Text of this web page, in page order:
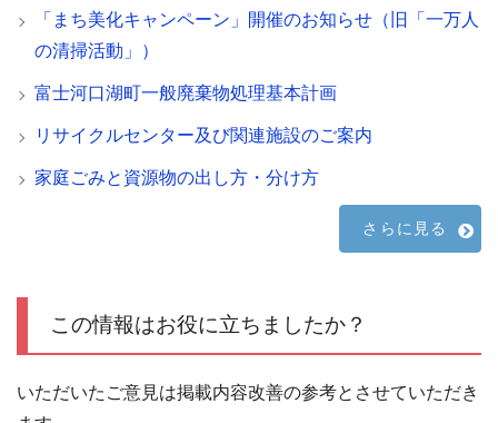
「まち美化キャンペーン」開催のお知らせ（旧「一万人
の清掃活動」）
富士河口湖町一般廃棄物処理基本計画
リサイクルセンター及び関連施設のご案内
家庭ごみと資源物の出し方・分け方
さらに見る
この情報はお役に立ちましたか？
いただいたご意見は掲載内容改善の参考とさせていただき